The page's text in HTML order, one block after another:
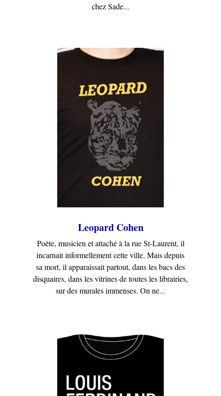
chez Sade...
Leopard Cohen
Poète, musicien et attaché à la rue St-Laurent, il
incarnait informellement cette ville. Mais depuis
sa mort, il apparaissait partout, dans les bacs des
disquaires, dans les vitrines de toutes les librairies,
sur des murales immenses. On ne...